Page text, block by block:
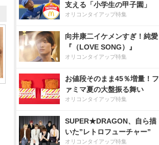
支える「小学生の甲子園」
オリコンタイアップ特集
向井康二イケメンすぎ！純愛
『（LOVE SONG）』
オリコンタイアップ特集
お値段そのまま45％増量！フ
ァミマ夏の大盤振る舞い
オリコンタイアップ特集
SUPER★DRAGON、自ら描
いた”レトロフューチャー”
オリコンタイアップ特集